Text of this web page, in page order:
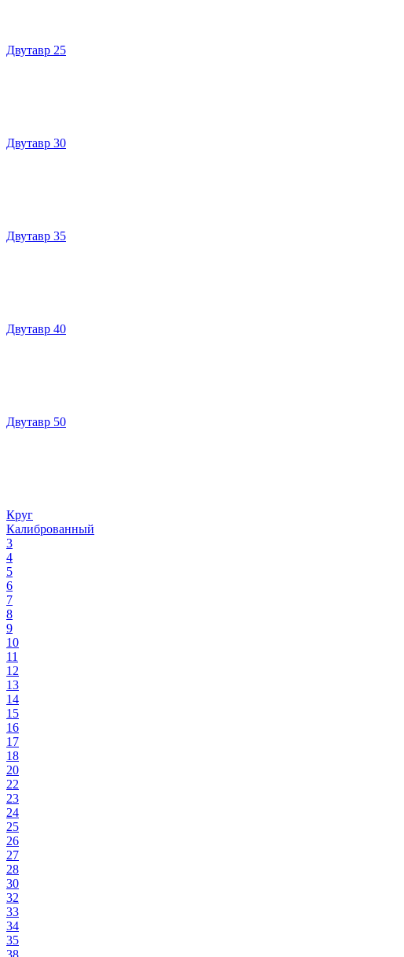
Двутавр 25
Двутавр 30
Двутавр 35
Двутавр 40
Двутавр 50
Круг
Калиброванный
3
4
5
6
7
8
9
10
11
12
13
14
15
16
17
18
20
22
23
24
25
26
27
28
30
32
33
34
35
38